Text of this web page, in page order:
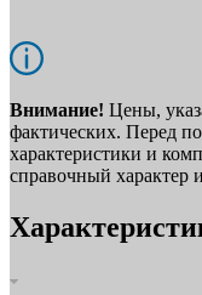
Внимание! Цены,
фактических. Перед
характеристики и
справочный характер